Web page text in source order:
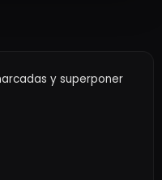
y superponer